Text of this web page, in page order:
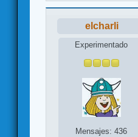
elcharli
Experimentado
Mensajes: 436